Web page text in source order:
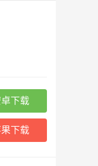
下载
下载